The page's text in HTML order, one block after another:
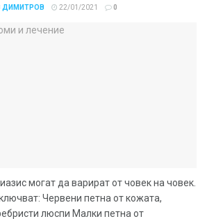
ДИМИТРОВ 22/01/2021 0
могат да варират от човек на човек.
Червени петна от кожата,
люспи Малки петна от